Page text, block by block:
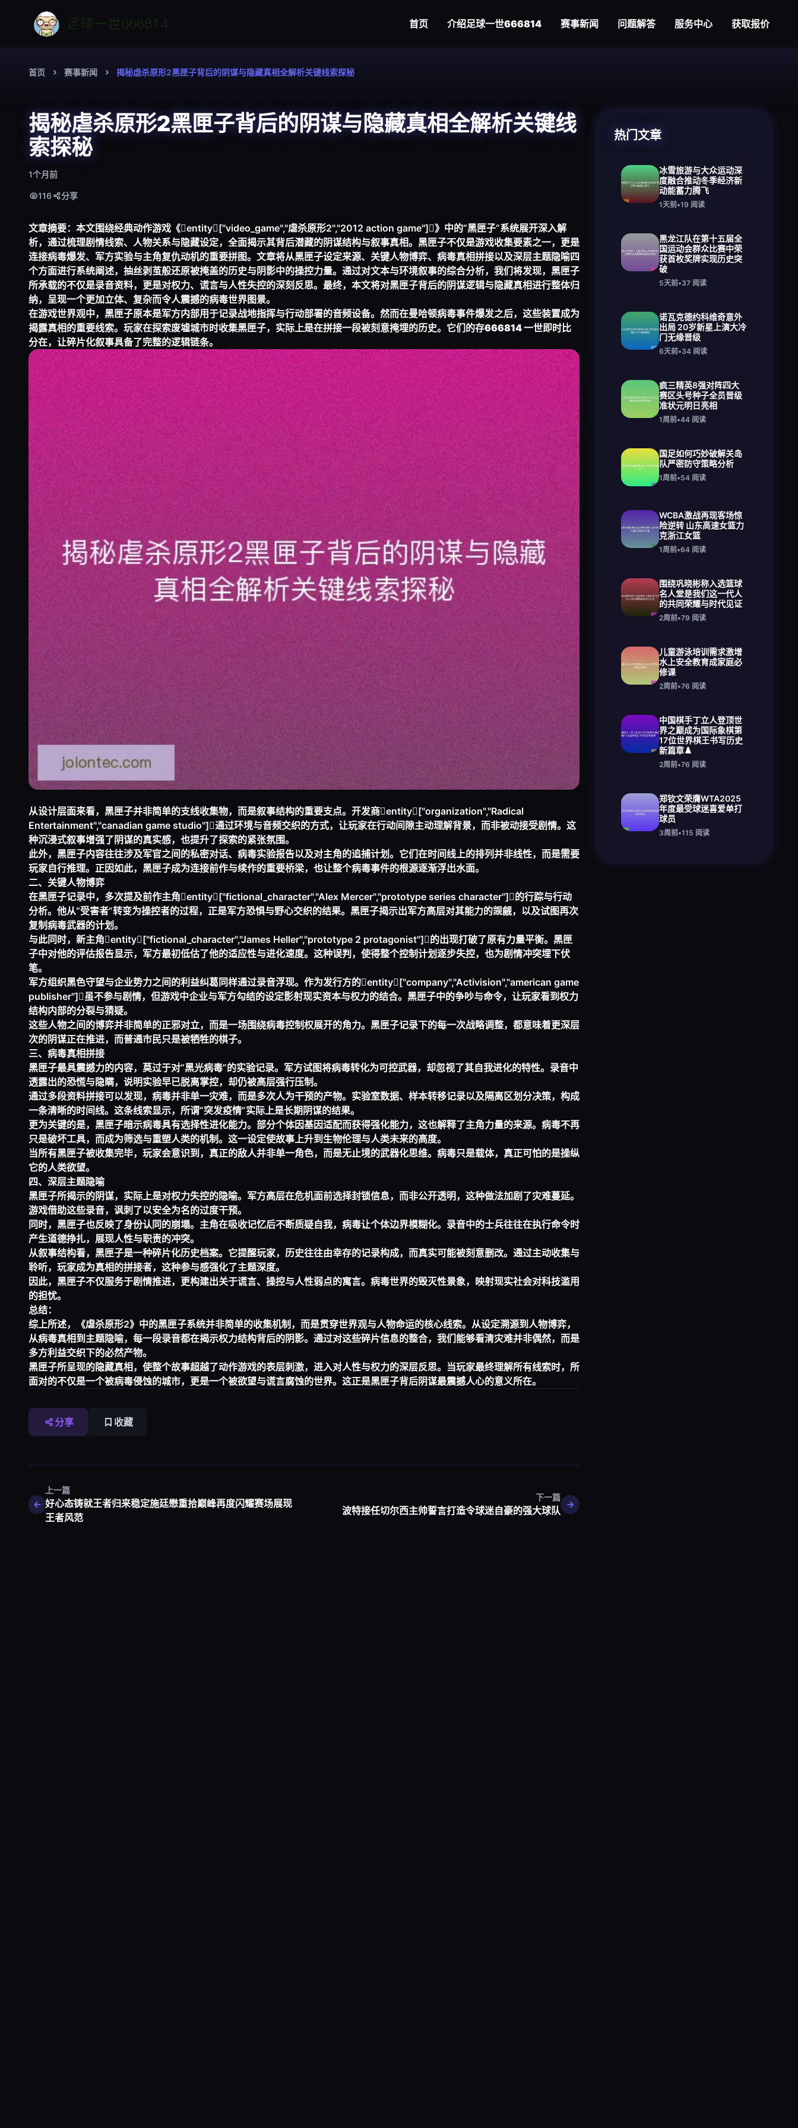
首页 介绍足球一世666814 赛事新闻 问题解答 服务中心 获取报价
首页 赛事新闻 揭秘虐杀原形2黑匣子背后的阴谋与隐藏真相全解析关键线索探秘
揭秘虐杀原形2黑匣子背后的阴谋与隐藏真相全解析关键线
索探秘
1个月前
116 分享
文章摘要：本文围绕经典动作游戏《entity["video_game","虐杀原形2","2012 action game"]》中的“黑匣子”系统展开深入解
析，通过梳理剧情线索、人物关系与隐藏设定，全面揭示其背后潜藏的阴谋结构与叙事真相。黑匣子不仅是游戏收集要素之一，更是
连接病毒爆发、军方实验与主角复仇动机的重要拼图。文章将从黑匣子设定来源、关键人物博弈、病毒真相拼接以及深层主题隐喻四
个方面进行系统阐述，抽丝剥茧般还原被掩盖的历史与阴影中的操控力量。通过对文本与环境叙事的综合分析，我们将发现，黑匣子
所承载的不仅是录音资料，更是对权力、谎言与人性失控的深刻反思。最终，本文将对黑匣子背后的阴谋逻辑与隐藏真相进行整体归
纳，呈现一个更加立体、复杂而令人震撼的病毒世界图景。
在游戏世界观中，黑匣子原本是军方内部用于记录战地指挥与行动部署的音频设备。然而在曼哈顿病毒事件爆发之后，这些装置成为
揭露真相的重要线索。玩家在探索废墟城市时收集黑匣子，实际上是在拼接一段被刻意掩埋的历史。它们的存666814 一世即时比
分在，让碎片化叙事具备了完整的逻辑链条。
从设计层面来看，黑匣子并非简单的支线收集物，而是叙事结构的重要支点。开发商entity["organization","Radical
Entertainment","canadian game studio"]通过环境与音频交织的方式，让玩家在行动间隙主动理解背景，而非被动接受剧情。这
种沉浸式叙事增强了阴谋的真实感，也提升了探索的紧张氛围。
此外，黑匣子内容往往涉及军官之间的私密对话、病毒实验报告以及对主角的追捕计划。它们在时间线上的排列并非线性，而是需要
玩家自行推理。正因如此，黑匣子成为连接前作与续作的重要桥梁，也让整个病毒事件的根源逐渐浮出水面。
二、关键人物博弈
在黑匣子记录中，多次提及前作主角entity["fictional_character","Alex Mercer","prototype series character"]的行踪与行动
分析。他从“受害者”转变为操控者的过程，正是军方恐惧与野心交织的结果。黑匣子揭示出军方高层对其能力的觊觎，以及试图再次
复制病毒武器的计划。
与此同时，新主角entity["fictional_character","James Heller","prototype 2 protagonist"]的出现打破了原有力量平衡。黑匣
子中对他的评估报告显示，军方最初低估了他的适应性与进化速度。这种误判，使得整个控制计划逐步失控，也为剧情冲突埋下伏
笔。
军方组织黑色守望与企业势力之间的利益纠葛同样通过录音浮现。作为发行方的entity["company","Activision","american game
publisher"]虽不参与剧情，但游戏中企业与军方勾结的设定影射现实资本与权力的结合。黑匣子中的争吵与命令，让玩家看到权力
结构内部的分裂与猜疑。
这些人物之间的博弈并非简单的正邪对立，而是一场围绕病毒控制权展开的角力。黑匣子记录下的每一次战略调整，都意味着更深层
次的阴谋正在推进，而普通市民只是被牺牲的棋子。
三、病毒真相拼接
黑匣子最具震撼力的内容，莫过于对“黑光病毒”的实验记录。军方试图将病毒转化为可控武器，却忽视了其自我进化的特性。录音中
透露出的恐慌与隐瞒，说明实验早已脱离掌控，却仍被高层强行压制。
通过多段资料拼接可以发现，病毒并非单一灾难，而是多次人为干预的产物。实验室数据、样本转移记录以及隔离区划分决策，构成
一条清晰的时间线。这条线索显示，所谓“突发疫情”实际上是长期阴谋的结果。
更为关键的是，黑匣子暗示病毒具有选择性进化能力。部分个体因基因适配而获得强化能力，这也解释了主角力量的来源。病毒不再
只是破坏工具，而成为筛选与重塑人类的机制。这一设定使故事上升到生物伦理与人类未来的高度。
当所有黑匣子被收集完毕，玩家会意识到，真正的敌人并非单一角色，而是无止境的武器化思维。病毒只是载体，真正可怕的是操纵
它的人类欲望。
四、深层主题隐喻
黑匣子所揭示的阴谋，实际上是对权力失控的隐喻。军方高层在危机面前选择封锁信息，而非公开透明，这种做法加剧了灾难蔓延。
游戏借助这些录音，讽刺了以安全为名的过度干预。
同时，黑匣子也反映了身份认同的崩塌。主角在吸收记忆后不断质疑自我，病毒让个体边界模糊化。录音中的士兵往往在执行命令时
产生道德挣扎，展现人性与职责的冲突。
从叙事结构看，黑匣子是一种碎片化历史档案。它提醒玩家，历史往往由幸存的记录构成，而真实可能被刻意删改。通过主动收集与
聆听，玩家成为真相的拼接者，这种参与感强化了主题深度。
因此，黑匣子不仅服务于剧情推进，更构建出关于谎言、操控与人性弱点的寓言。病毒世界的毁灭性景象，映射现实社会对科技滥用
的担忧。
总结：
综上所述，《虐杀原形2》中的黑匣子系统并非简单的收集机制，而是贯穿世界观与人物命运的核心线索。从设定溯源到人物博弈，
从病毒真相到主题隐喻，每一段录音都在揭示权力结构背后的阴影。通过对这些碎片信息的整合，我们能够看清灾难并非偶然，而是
多方利益交织下的必然产物。
黑匣子所呈现的隐藏真相，使整个故事超越了动作游戏的表层刺激，进入对人性与权力的深层反思。当玩家最终理解所有线索时，所
面对的不仅是一个被病毒侵蚀的城市，更是一个被欲望与谎言腐蚀的世界。这正是黑匣子背后阴谋最震撼人心的意义所在。
分享 收藏
上一篇
好心态铸就王者归来稳定施廷懋重拾巅峰再度闪耀赛场展现
王者风范
下一篇
波特接任切尔西主帅誓言打造令球迷自豪的强大球队
热门文章
冰雪旅游与大众运动深
度融合推动冬季经济新
动能蓄力腾飞
1天前•19 阅读
黑龙江队在第十五届全
国运动会群众比赛中荣
获首枚奖牌实现历史突
破
5天前•37 阅读
诺瓦克德约科维奇意外
出局 20岁新星上演大冷
门无缘晋级
6天前•34 阅读
疯三精英8强对阵四大
赛区头号种子全员晋级
准状元明日亮相
1周前•44 阅读
国足如何巧妙破解关岛
队严密防守策略分析
1周前•54 阅读
WCBA激战再现客场惊
险逆转 山东高速女篮力
克浙江女篮
1周前•64 阅读
围绕巩晓彬称入选篮球
名人堂是我们这一代人
的共同荣耀与时代见证
2周前•79 阅读
儿童游泳培训需求激增
水上安全教育成家庭必
修课
2周前•76 阅读
中国棋手丁立人登顶世
界之巅成为国际象棋第
17位世界棋王书写历史
新篇章♟️
2周前•76 阅读
郑钦文荣膺WTA2025
年度最受球迷喜爱单打
球员
3周前•115 阅读